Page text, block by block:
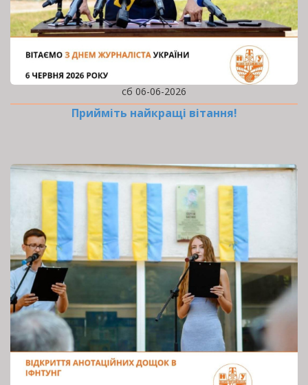
сб 06-06-2026
Прийміть найкращі вітання!